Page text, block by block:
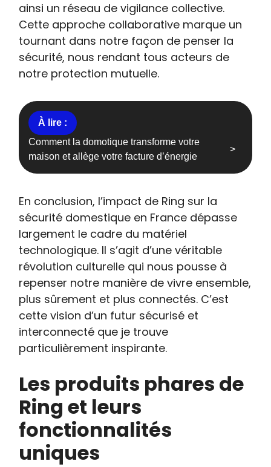
ainsi un réseau de vigilance collective.
Cette approche collaborative marque un
tournant dans notre façon de penser la
sécurité, nous rendant tous acteurs de
notre protection mutuelle.
Comment la domotique transforme votre
maison et allège votre facture d’énergie
En conclusion, l’impact de Ring sur la
sécurité domestique en France dépasse
largement le cadre du matériel
technologique. Il s’agit d’une véritable
révolution culturelle qui nous pousse à
repenser notre manière de vivre ensemble,
plus sûrement et plus connectés. C’est
cette vision d’un futur sécurisé et
interconnecté que je trouve
particulièrement inspirante.
Les produits phares de
Ring et leurs
fonctionnalités
uniques